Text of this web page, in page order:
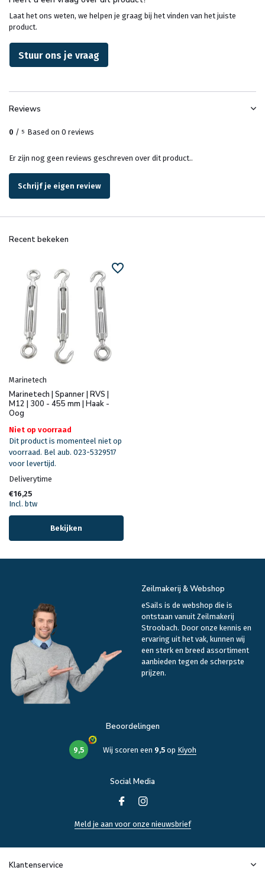
Laat het ons weten, we helpen je graag bij het vinden van het juiste
product.
Stuur ons je vraag
Reviews
0 / 5 Based on 0 reviews
Er zijn nog geen reviews geschreven over dit product..
Schrijf je eigen review
Recent bekeken
Marinetech
Marinetech | Spanner | RVS |
M12 | 300 - 455 mm | Haak -
Oog
Niet op voorraad
Dit product is momenteel niet op
voorraad. Bel aub. 023-5329517
voor levertijd.
Deliverytime
€16,25
Incl. btw
Bekijken
Zeilmakerij & Webshop
eSails is de webshop die is
ontstaan vanuit Zeilmakerij
Stroobach. Door onze kennis en
ervaring uit het vak, kunnen wij
een sterk en breed assortiment
aanbieden tegen de scherpste
prijzen.
Beoordelingen
9,5 Wij scoren een 9,5op Kiyoh
Social Media
Meld je aan voor onze nieuwsbrief
Klantenservice